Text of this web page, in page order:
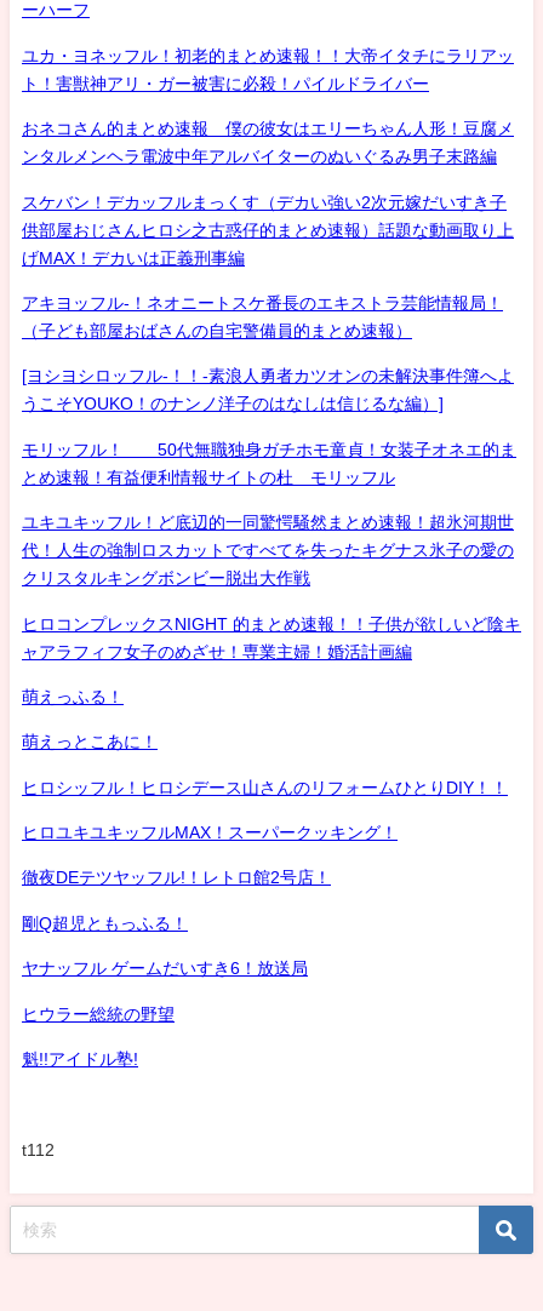
ーハーフ
ユカ・ヨネッフル！初老的まとめ速報！！大帝イタチにラリアッ
ト！害獣神アリ・ガー被害に必殺！パイルドライバー
おネコさん的まとめ速報 僕の彼女はエリーちゃん人形！豆腐メ
ンタルメンヘラ電波中年アルバイターのぬいぐるみ男子末路編
スケバン！デカッフルまっくす（デカい強い2次元嫁だいすき子
供部屋おじさんヒロシ之古惑仔的まとめ速報）話題な動画取り上
げMAX！デカいは正義刑事編
アキヨッフル-！ネオニートスケ番長のエキストラ芸能情報局！
（子ども部屋おばさんの自宅警備員的まとめ速報）
[ヨシヨシロッフル-！！-素浪人勇者カツオンの未解決事件簿へよ
うこそYOUKO！のナンノ洋子のはなしは信じるな編）]
モリッフル！ 50代無職独身ガチホモ童貞！女装子オネエ的ま
とめ速報！有益便利情報サイトの杜 モリッフル
ユキユキッフル！ど底辺的一同驚愕騒然まとめ速報！超氷河期世
代！人生の強制ロスカットですべてを失ったキグナス氷子の愛の
クリスタルキングボンビー脱出大作戦
ヒロコンプレックスNIGHT 的まとめ速報！！子供が欲しいど陰キ
ャアラフィフ女子のめざせ！専業主婦！婚活計画編
萌えっふる！
萌えっとこあに！
ヒロシッフル！ヒロシデース山さんのリフォームひとりDIY！！
ヒロユキユキッフルMAX！スーパークッキング！
徹夜DEテツヤッフル!！レトロ館2号店！
剛Q超児ともっふる！
ヤナッフル ゲームだいすき6！放送局
ヒウラー総統の野望
魁!!アイドル塾!
t112